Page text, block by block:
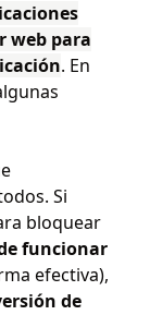
web para
. En
Si
bloquear
funcionar
efectiva),
de